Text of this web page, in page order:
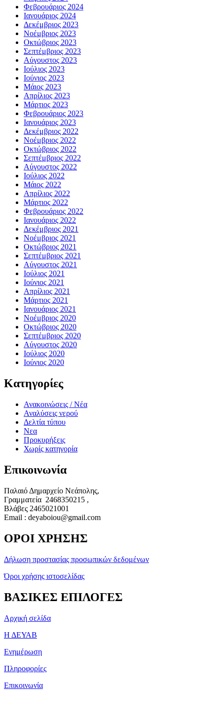
Φεβρουάριος 2024
Ιανουάριος 2024
Δεκέμβριος 2023
Νοέμβριος 2023
Οκτώβριος 2023
Σεπτέμβριος 2023
Αύγουστος 2023
Ιούλιος 2023
Ιούνιος 2023
Μάιος 2023
Απρίλιος 2023
Μάρτιος 2023
Φεβρουάριος 2023
Ιανουάριος 2023
Δεκέμβριος 2022
Νοέμβριος 2022
Οκτώβριος 2022
Σεπτέμβριος 2022
Αύγουστος 2022
Ιούλιος 2022
Μάιος 2022
Απρίλιος 2022
Μάρτιος 2022
Φεβρουάριος 2022
Ιανουάριος 2022
Δεκέμβριος 2021
Νοέμβριος 2021
Οκτώβριος 2021
Σεπτέμβριος 2021
Αύγουστος 2021
Ιούλιος 2021
Ιούνιος 2021
Απρίλιος 2021
Μάρτιος 2021
Ιανουάριος 2021
Νοέμβριος 2020
Οκτώβριος 2020
Σεπτέμβριος 2020
Αύγουστος 2020
Ιούλιος 2020
Ιούνιος 2020
Kατηγορίες
Ανακοινώσεις / Νέα
Αναλύσεις νερού
Δελτία τύπου
Νεα
Προκυρήξεις
Χωρίς κατηγορία
Επικοινωνία
Παλαιό Δημαρχείο Νεάπολης,
Γραμματεία 2468350215 ,
Βλάβες 2465021001
Email : deyaboiou@gmail.com
ΟΡΟΙ ΧΡΗΣΗΣ
Δήλωση προστασίας προσωπικών δεδομένων
Όροι χρήσης ιστοσελίδας
ΒΑΣΙΚΕΣ ΕΠΙΛΟΓΕΣ
Αρχική σελίδα
Η ΔΕΥΑΒ
Ενημέρωση
Πληροφορίες
Επικοινωνία